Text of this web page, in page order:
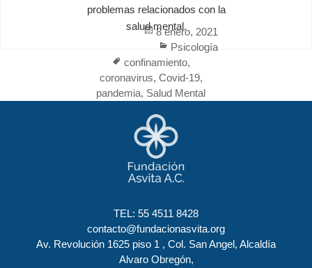
problemas relacionados con la
salud mental.
Posted
on
8 enero, 2021
Categories
Psicología
Tags
confinamiento,
coronavirus, Covid-19,
pandemia, Salud Mental
TEL: 55 4511 8428
contacto@fundacionasvita.org
Av. Revolución 1625 piso 1 , Col. San Angel, Alcaldía
Alvaro Obregón,